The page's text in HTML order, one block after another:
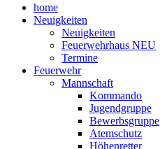
home
Neuigkeiten
Neuigkeiten
Feuerwehrhaus NEU
Termine
Feuerwehr
Mannschaft
Kommando
Jugendgruppe
Bewerbsgruppe
Atemschutz
Höhenretter